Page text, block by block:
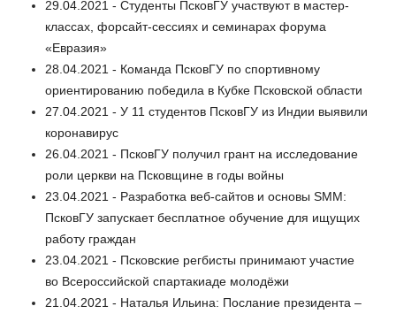
29.04.2021 - Студенты ПсковГУ участвуют в мастер-
классах, форсайт-сессиях и семинарах форума
«Евразия»
28.04.2021 - Команда ПсковГУ по спортивному
ориентированию победила в Кубке Псковской области
27.04.2021 - У 11 студентов ПсковГУ из Индии выявили
коронавирус
26.04.2021 - ПсковГУ получил грант на исследование
роли церкви на Псковщине в годы войны
23.04.2021 - Разработка веб-сайтов и основы SMM:
ПсковГУ запускает бесплатное обучение для ищущих
работу граждан
23.04.2021 - Псковские регбисты принимают участие
во Всероссийской спартакиаде молодёжи
21.04.2021 - Наталья Ильина: Послание президента –